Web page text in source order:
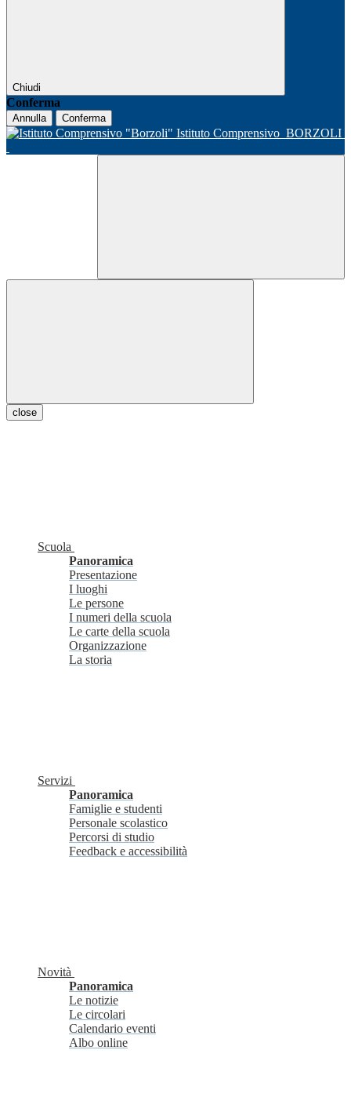
Chiudi
Conferma
Annulla Conferma
Istituto Comprensivo BORZOLI
close
Scuola
Panoramica
Presentazione
I luoghi
Le persone
I numeri della scuola
Le carte della scuola
Organizzazione
La storia
Servizi
Panoramica
Famiglie e studenti
Personale scolastico
Percorsi di studio
Feedback e accessibilità
Novità
Panoramica
Le notizie
Le circolari
Calendario eventi
Albo online